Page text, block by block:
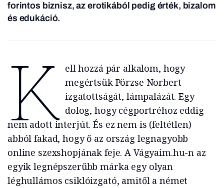
forintos biznisz, az erotikából pedig érték, bizalom
és edukáció.
K
ell hozzá pár alkalom, hogy
megértsük Pörzse Norbert
izgatottságát, lámpalázát. Egy
dolog, hogy cégportréhoz eddig
nem adott interjút. És ez nem is (feltétlen)
abból fakad, hogy ő az ország legnagyobb
online szexshopjának feje. A Vágyaim.hu-n az
egyik legnépszerűbb márka egy olyan
léghullámos csiklóizgató, amitől a német